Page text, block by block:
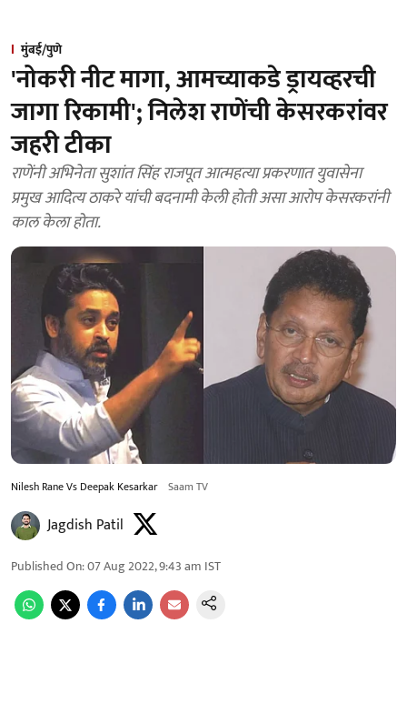
मुंबई/पुणे
'नोकरी नीट मागा, आमच्याकडे ड्रायव्हरची
जागा रिकामी'; निलेश राणेंची केसरकरांवर
जहरी टीका
राणेंनी अभिनेता सुशांत सिंह राजपूत आत्महत्या प्रकरणात युवासेना
प्रमुख आदित्य ठाकरे यांची बदनामी केली होती असा आरोप केसरकरांनी
काल केला होता.
Nilesh Rane Vs Deepak Kesarkar Saam TV
Jagdish Patil
Published On:07 Aug 2022, 9:43 am IST